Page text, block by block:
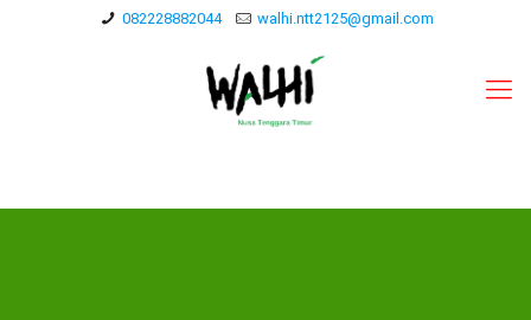
082228882044 walhi.ntt2125@gmail.com